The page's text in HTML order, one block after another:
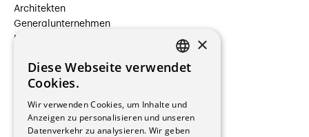
Architekten
Generalunternehmen
Beauftragte Unternehmen
Hersteller/Lieferanten
Bauherrschaften
Immobilienverwaltungsgesellschaften
Stockwerkeigentum
Reportagen
FRENCH
×
Diese Webseite verwendet
Cookies.
Wir verwenden Cookies, um Inhalte und
Anzeigen zu personalisieren und unseren
Datenverkehr zu analysieren. Wir geben